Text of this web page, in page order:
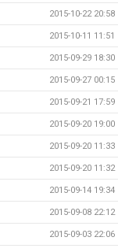
2015-10-22 20:58
2015-10-11 11:51
2015-09-29 18:30
2015-09-27 00:15
2015-09-21 17:59
2015-09-20 19:00
2015-09-20 11:33
2015-09-20 11:32
2015-09-14 19:34
2015-09-08 22:12
2015-09-03 22:06